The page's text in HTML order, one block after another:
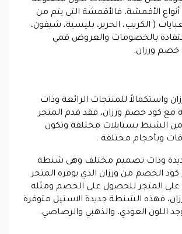
الأقمشة، فالأقمشة التى يتم من
( الكريب، الحرير، بليسية، شيفون،
بالخصومات والعروض قمي
خصم ورزان.
واستكمالاً للمنتجات الرائعة وذات
مع كود خصم ورزان، فقد قدم المتجر
الشنط بستايلات مختلفة وتكون
وبأحجام مختلفة .
وذات تصميم مختلف وهى شنطة
كود الخصم من ورزان الذي يوفره المتجر
على المتجر للحصول على الخصم ومثله
فهذه الشنطة جديدة الاستيل متوفرة
اللون العودي، والذهبي والرصاصي.